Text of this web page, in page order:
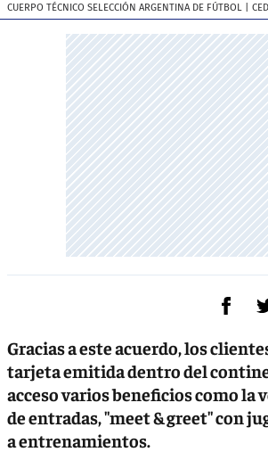
CUERPO TÉCNICO SELECCIÓN ARGENTINA DE FÚTBOL |
Gracias a este acuerdo, los
tarjeta emitida dentro del
acceso varios beneficios como la
de entradas, "meet & greet" con
a entrenamientos.